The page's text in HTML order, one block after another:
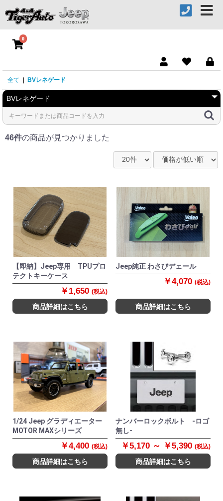
0
全て BVレネゲード
46件の商品が見つかりました
【即納】Jeep専用 TPUプロ
テクトキーケース
￥1,650 (税込)
商品詳細はこちら
Jeep純正 わさびデェール
￥4,070 (税込)
商品詳細はこちら
1/24 Jeep グラディエーター
MOTOR MAXシリーズ
￥4,400 (税込)
商品詳細はこちら
ナンバーロックボルト -ロゴ
無し-
￥5,170 ～ ￥5,390 (税込)
商品詳細はこちら